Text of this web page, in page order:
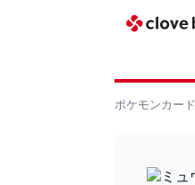
ポケモンカード